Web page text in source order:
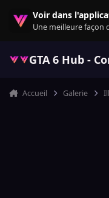
Voir dans
Une meilleure façon
GTA 6 Hub -
Accueil Galerie